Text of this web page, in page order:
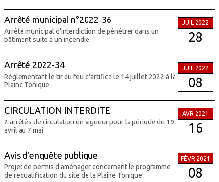
Arrêté municipal n°2022-36
Arrêté municipal d'interdiction de pénétrer dans un
bâtiment suite à un incendie
JUIL 2022
28
Arrêté 2022-34
Réglementant le tir du feu d'artifice le 14 juillet 2022 à la
Plaine Tonique
JUIL 2022
08
CIRCULATION INTERDITE
2 arrêtés de circulation en vigueur pour la période du 19
avril au 7 mai
AVR 2021
16
Avis d'enquête publique
Projet de permis d'aménager concernant le programme
de requalification du site de la Plaine Tonique
FÉVR 2021
08